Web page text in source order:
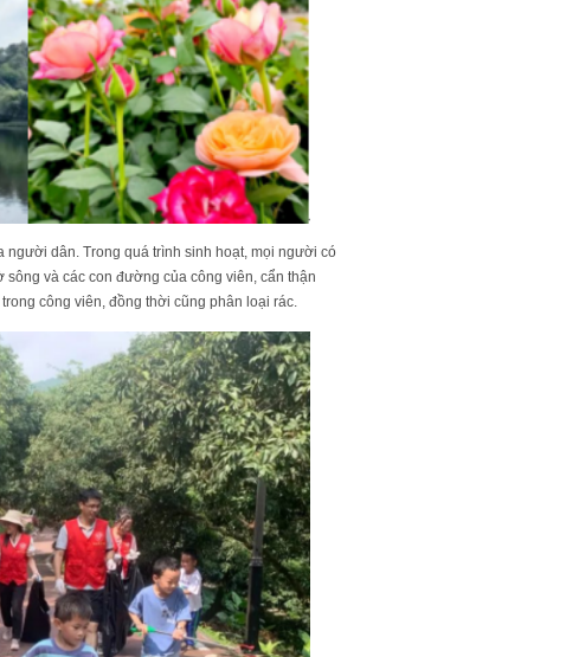
người dân. Trong quá trình sinh hoạt, mọi người có
và các con đường của công viên, cẩn thận
công viên, đồng thời cũng phân loại rác.